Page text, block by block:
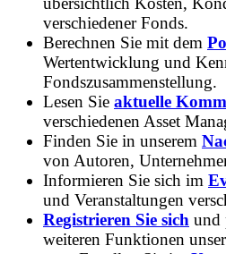
verschiedener Fonds.
Berechnen Sie mit dem
Wertentwicklung und
Fondszusammenstellung.
Lesen Sie aktuelle
verschiedenen Asset
Finden Sie in unserem
von Autoren,
Informieren Sie sich im
und Veranstaltungen
Registrieren Sie sich und
weiteren Funktionen